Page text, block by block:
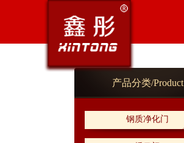
产品分类/Product
钢质净化门